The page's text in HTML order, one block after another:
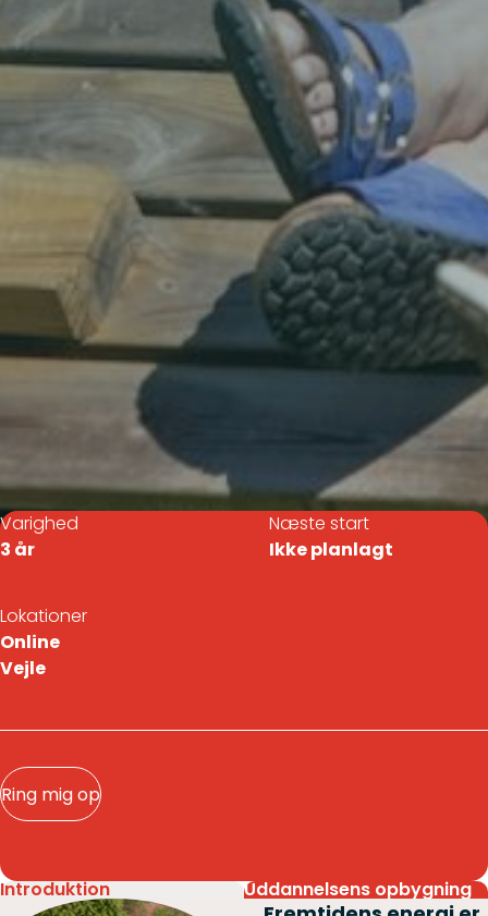
Varighed
3 år
Næste start
Ikke planlagt
Lokationer
Online
Vejle
Ring mig op
Introduktion Uddannelsens opbygning